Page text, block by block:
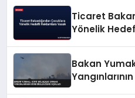
Ticaret
Yönelik
Bakan